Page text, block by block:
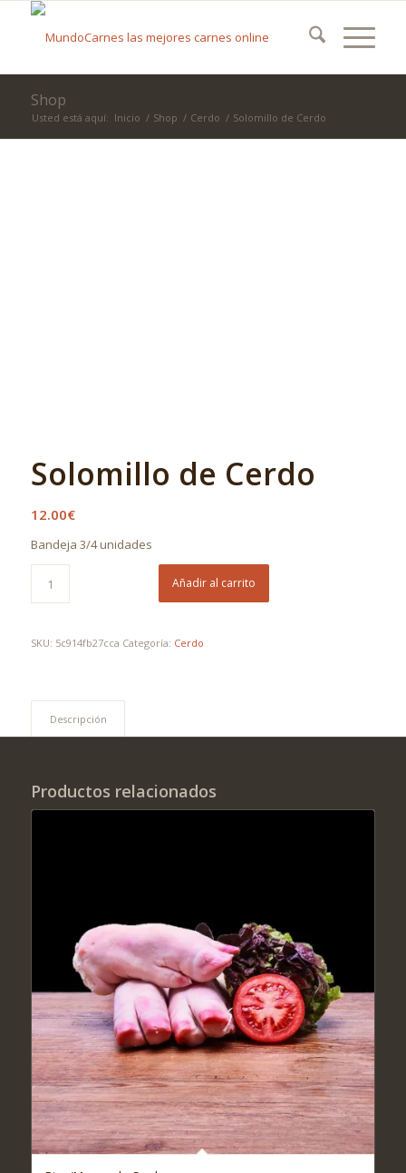
Shop
Usted está aquí: Inicio / Shop / Cerdo / Solomillo de Cerdo
Solomillo de Cerdo
12.00€
Bandeja 3/4 unidades
Añadir al carrito
SKU: 5c914fb27cca Categoría: Cerdo
Descripción
Productos relacionados